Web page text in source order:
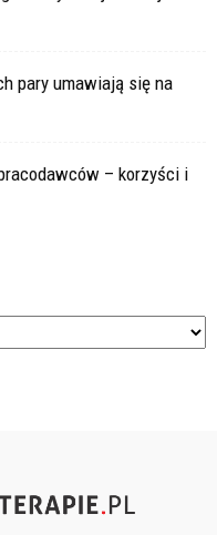
pary umawiają się na
– korzyści i